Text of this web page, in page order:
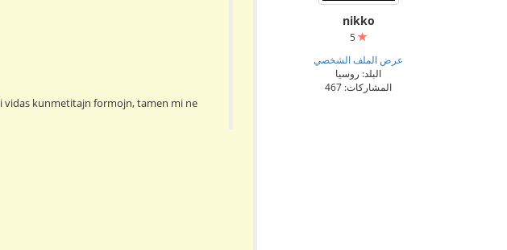
nikko
5
عرض الملف الشخصي
البلد: روسيا
المشاركات: 467
vidas kunmetitajn formojn, tamen mi ne